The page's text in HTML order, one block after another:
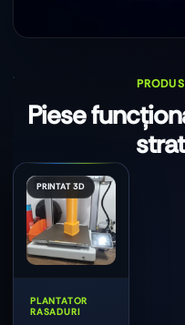
PLANTATOR
RASADURI